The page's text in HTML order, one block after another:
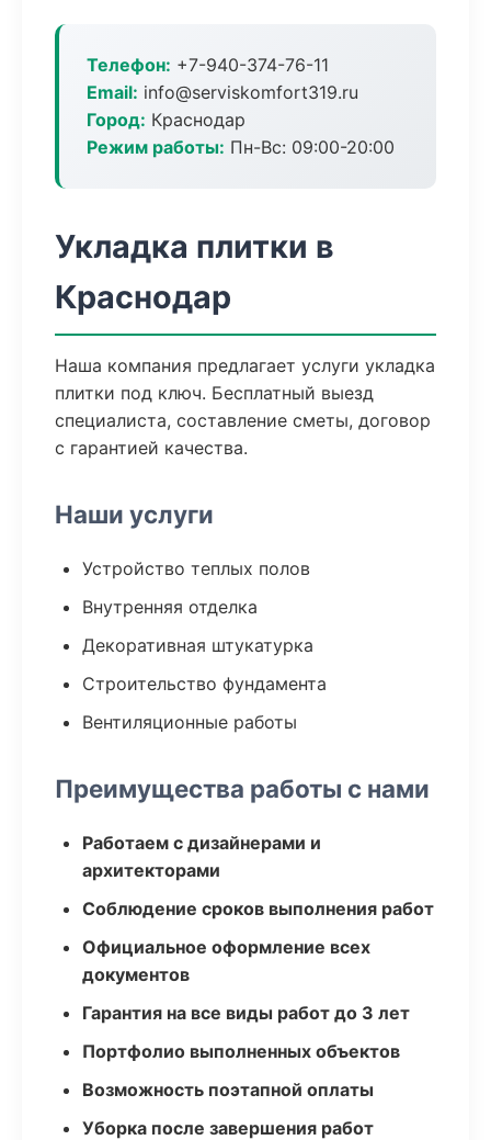
Телефон: +7-940-374-76-11
Email: info@serviskomfort319.ru
Город: Краснодар
Режим работы: Пн-Вс: 09:00-20:00
Укладка плитки в
Краснодар
Наша компания предлагает услуги укладка
плитки под ключ. Бесплатный выезд
специалиста, составление сметы, договор
с гарантией качества.
Наши услуги
Устройство теплых полов
Внутренняя отделка
Декоративная штукатурка
Строительство фундамента
Вентиляционные работы
Преимущества работы с нами
Работаем с дизайнерами и
архитекторами
Соблюдение сроков выполнения работ
Официальное оформление всех
документов
Гарантия на все виды работ до 3 лет
Портфолио выполненных объектов
Возможность поэтапной оплаты
Уборка после завершения работ